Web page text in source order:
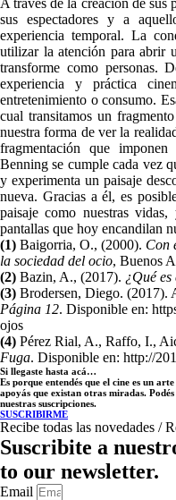
A través de la creación de sus
sus espectadores y a
experiencia temporal. La
utilizar la atención para abrir
transforme como personas.
experiencia y práctica
entretenimiento o consumo.
cual transitamos un
nuestra forma de ver la
fragmentación que
Benning se cumple cada vez
y experimenta un paisaje
nueva. Gracias a él, es
paisaje como nuestras
pantallas que hoy encandilan
(1) Baigorria, O., (2000). Con
la sociedad del ocio, Buenos
(2) Bazin, A., (2017). ¿Qué
(3) Brodersen, Diego. (2017).
Página 12. Disponible en:
ojos
(4) Pérez Rial, A., Raffo, I.,
Fuga. Disponible en: http://
Si llegaste hasta acá…
Es porque entendés que el cine es un
apoyás que existan otras miradas.
nuestras suscripciones.
SUSCRIBIRME
Recibe todas las novedades /
Suscribite a
to our newsletter.
Email